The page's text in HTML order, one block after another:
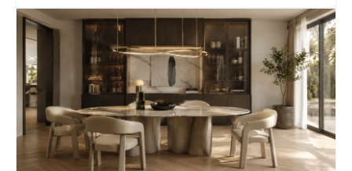
sprawia, że ich produkty są nie tylko piękne, ale także
funkcjonalne. Warto zauważyć, że w każdej kolekcji można
dostrzec unikalne charakterystyki, które odzwierciedlają
włoską kulturę oraz styl życia. Eleganckie meble stały się
nieodłącznym elementem wielu domów, biur i innych
przestrzeni, gdzie komfort użytkowania idzie w parze z estetyką.